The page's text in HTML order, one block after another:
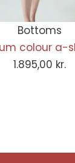
Bottoms
colour a-
1.895,00 kr.